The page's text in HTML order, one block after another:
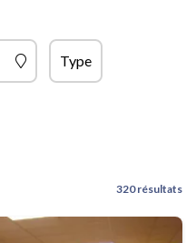
Type
320 résultats